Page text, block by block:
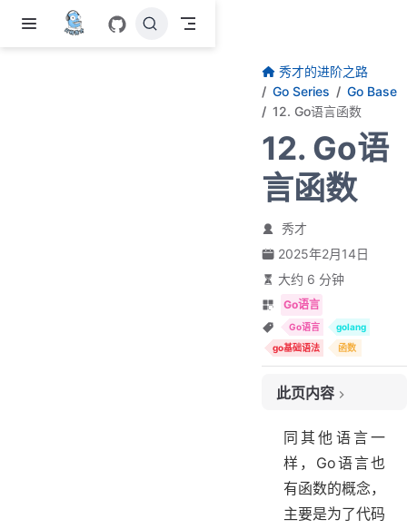
跳至主要內容
秀才的进阶之路
Go Series
Go Base
12. Go语言函数
12. Go语
言函数
秀才
2025年2月14日
大约 6 分钟
Go语言
Go语言
golang
go基础语法
函数
此页内容
2. 函数调用
3. 参数传递
4. 函数用法
4.1 函数变量
同其他语言一
样，Go语言也
有函数的概念，
主要是为了代码